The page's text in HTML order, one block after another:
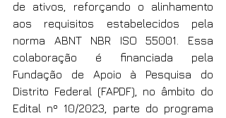
de ativos, reforçando o alinhamento
aos requisitos estabelecidos pela
norma ABNT NBR ISO 55001. Essa
colaboração é financiada pela
Fundação de Apoio à Pesquisa do
Distrito Federal (FAPDF), no âmbito do
Edital nº 10/2023, parte do programa